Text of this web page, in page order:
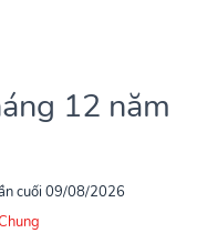
12 năm
cuối 09/08/2026